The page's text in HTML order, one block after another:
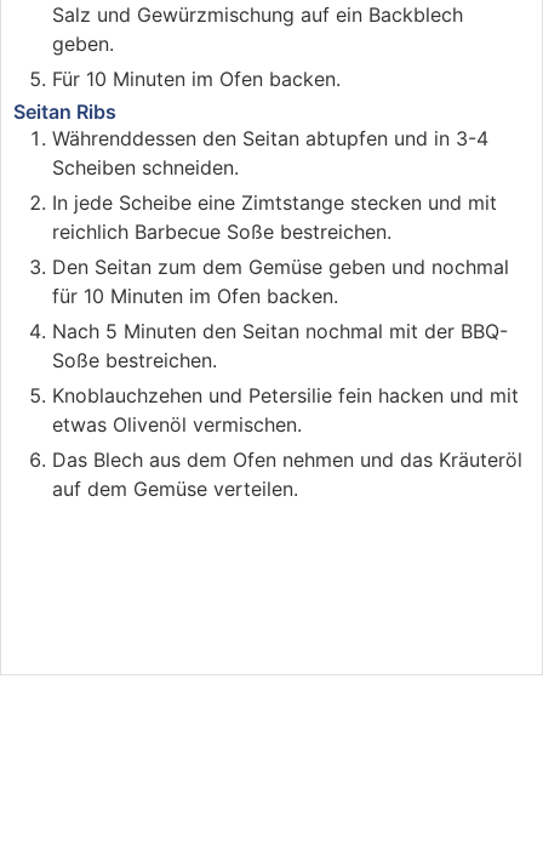
Salz und Gewürzmischung auf ein Backblech
geben.
Für 10 Minuten im Ofen backen.
Seitan Ribs
Währenddessen den Seitan abtupfen und in 3-4
Scheiben schneiden.
In jede Scheibe eine Zimtstange stecken und mit
reichlich Barbecue Soße bestreichen.
Den Seitan zum dem Gemüse geben und nochmal
für 10 Minuten im Ofen backen.
Nach 5 Minuten den Seitan nochmal mit der BBQ-
Soße bestreichen.
Knoblauchzehen und Petersilie fein hacken und mit
etwas Olivenöl vermischen.
Das Blech aus dem Ofen nehmen und das Kräuteröl
auf dem Gemüse verteilen.